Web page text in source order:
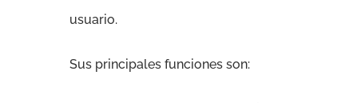
usuario.
Sus principales funciones son: